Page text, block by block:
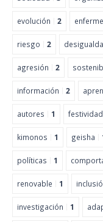
evolución 2
riesgo 2
agresión 2
información 2
autores 1 festividad
kimonos 1 geisha
políticas 1
renovable 1
investigación 1